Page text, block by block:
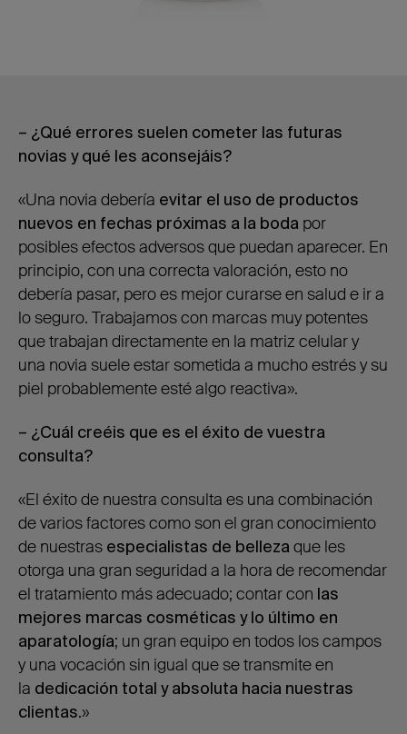
– ¿Qué errores suelen cometer las futuras
novias y qué les aconsejáis?
«Una novia debería evitar el uso de productos
nuevos en fechas próximas a la boda por
posibles efectos adversos que puedan aparecer. En
principio, con una correcta valoración, esto no
debería pasar, pero es mejor curarse en salud e ir a
lo seguro. Trabajamos con marcas muy potentes
que trabajan directamente en la matriz celular y
una novia suele estar sometida a mucho estrés y su
piel probablemente esté algo reactiva».
– ¿Cuál creéis que es el éxito de vuestra
consulta?
«El éxito de nuestra consulta es una combinación
de varios factores como son el gran conocimiento
de nuestras especialistas de belleza que les
otorga una gran seguridad a la hora de recomendar
el tratamiento más adecuado; contar con las
mejores marcas cosméticas y lo último en
aparatología; un gran equipo en todos los campos
y una vocación sin igual que se transmite en
la dedicación total y absoluta hacia nuestras
clientas.»